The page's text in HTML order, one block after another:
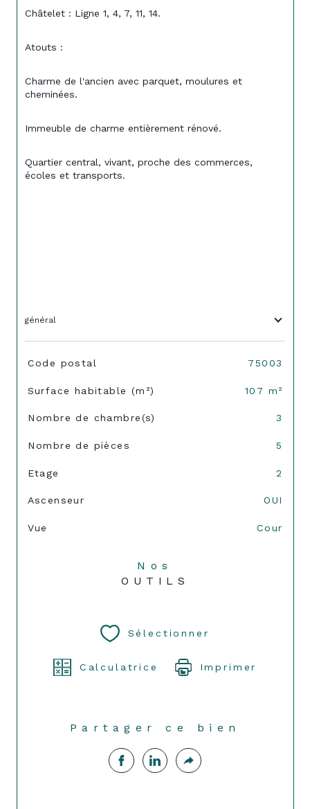
Châtelet : Ligne 1, 4, 7, 11, 14.
Atouts :
Charme de l'ancien avec parquet, moulures et
cheminées.
Immeuble de charme entièrement rénové.
Quartier central, vivant, proche des commerces,
écoles et transports.
général
TRAD_SIROCCO_Caracteristique
Code postal 75003
Surface habitable (m²) 107 m²
Nombre de chambre(s) 3
Nombre de pièces 5
Etage 2
Ascenseur OUI
Vue Cour
Nos
OUTILS
Sélectionner
Calculatrice Imprimer
Partager ce bien